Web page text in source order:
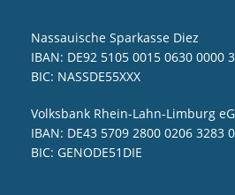
Nassauische Sparkasse Diez
IBAN: DE92 5105 0015 0630 0000
BIC: NASSDE55XXX
Volksbank Rhein-Lahn-Limburg eG
IBAN: DE43 5709 2800 0206 3283
BIC: GENODE51DIE